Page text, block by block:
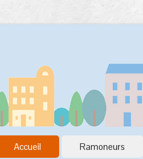
Accueil Ramoneurs